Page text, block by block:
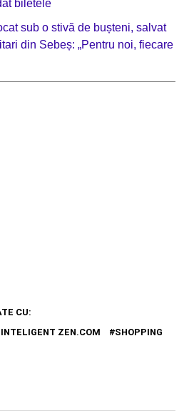
biletele
sub o stivă de bușteni, salvat
din Sebeș: „Pentru noi, fiecare
CU:
ZEN.COM SHOPPING